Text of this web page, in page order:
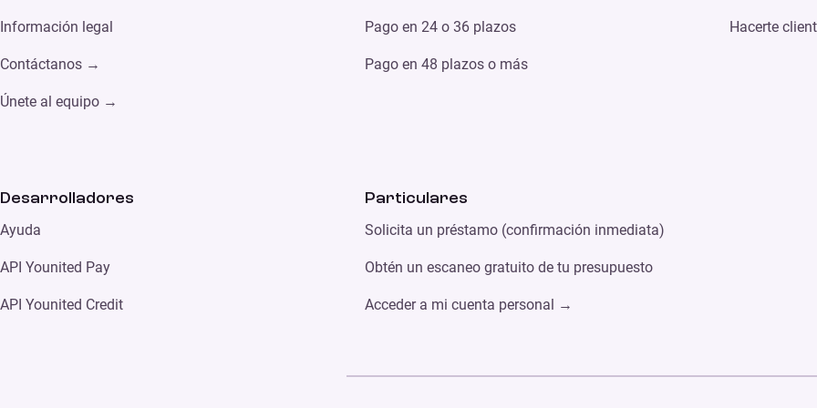
Información legal
Contáctanos →
Únete al equipo →
Pago en 24 o 36 plazos
Pago en 48 plazos o más
Hacerte
Desarrolladores
Ayuda
API Younited Pay
API Younited Credit
Particulares
Solicita un préstamo (confirmación inmediata)
Obtén un escaneo gratuito de tu presupuesto
Acceder a mi cuenta personal →